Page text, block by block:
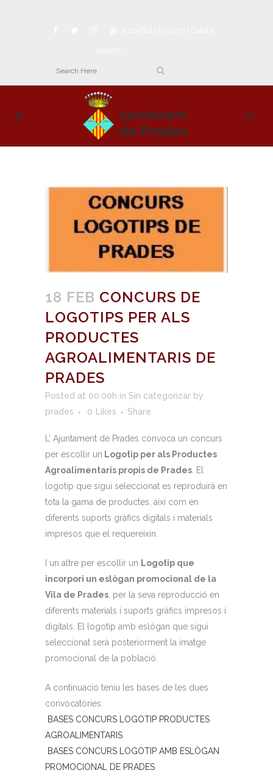
18 FEB CONCURS DE
LOGOTIPS PER ALS
PRODUCTES
AGROALIMENTARIS DE
PRADES
Posted at 00:00h in Sin categorizar by
prades
0 Likes Share
L’ Ajuntament de Prades convoca un concurs
per escollir un Logotip per als Productes
Agroalimentaris propis de Prades . El
logotip que sigui seleccionat es reproduirà en
tota la gama de productes, així com en
diferents suports gràfics digitals i materials
impresos que el requereixin.
I un altre per escollir un Logotip que
incorpori un eslògan promocional de la
Vila de Prades , per la seva reproducció en
diferents materials i suports gràfics impresos i
digitals. El logotip amb eslògan que sigui
seleccionat serà posteriorment la imatge
promocional de la població.
A continuació teniu les bases de les dues
convocatòries:
BASES CONCURS LOGOTIP PRODUCTES
AGROALIMENTARIS
BASES CONCURS LOGOTIP AMB ESLÒGAN
PROMOCIONAL DE PRADES